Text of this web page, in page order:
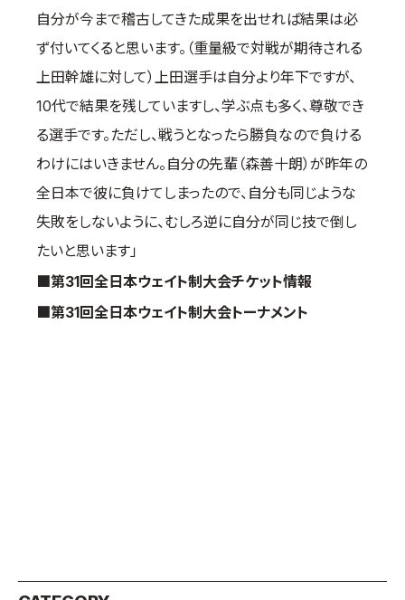
自分が今まで稽古してきた成果を出せれば結果は必
ず付いてくると思います。（重量級で対戦が期待される
上田幹雄に対して）上田選手は自分より年下ですが、
10代で結果を残していますし、学ぶ点も多く、尊敬でき
る選手です。ただし、戦うとなったら勝負なので負ける
わけにはいきません。自分の先輩（森善十朗）が昨年の
全日本で彼に負けてしまったので、自分も同じような
失敗をしないように、むしろ逆に自分が同じ技で倒し
たいと思います」
■第31回全日本ウェイト制大会チケット情報
■第31回全日本ウェイト制大会トーナメント